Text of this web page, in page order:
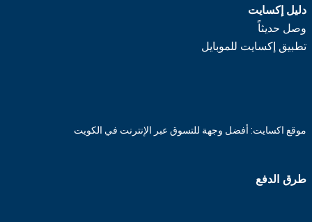
دليل إكسايت
وصل حديثاً
تطبيق إكسايت للموبايل
موقع اكسايت: أفضل وجهة للتسوق عبر الإنترنت في الكويت
طرق الدفع